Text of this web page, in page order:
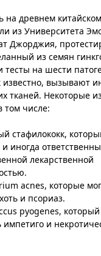
на древнем китайском
из Университета
Джорджия,
из семян
на шести
известно, вызывают
тканей. Некоторые
том числе:
стафилококк,
иногда
лекарственной
acnes, которые
и псориаз.
pyogenes,
импетиго и